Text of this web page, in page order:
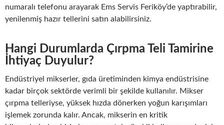
numaralı telefonu arayarak Ems Servis Feriköy’de yaptırabilir,
yenilenmiş hazır tellerini satın alabilirsiniz.
Hangi Durumlarda Çırpma Teli Tamirine
İhtiyaç Duyulur?
Endüstriyel mikserler, gıda üretiminden kimya endüstrisine
kadar birçok sektörde verimli bir şekilde kullanılır. Mikser
çırpma telleriyse, yüksek hızda dönerken yoğun karışımları
işlemek zorunda kalır. Ancak, mikserin en kritik